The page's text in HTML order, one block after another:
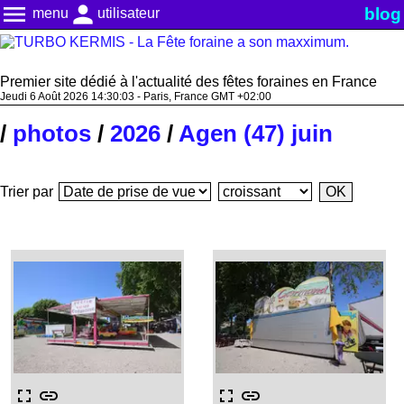
menu menu person utilisateur blog
Premier site dédié à l'actualité des fêtes foraines en France
Jeudi 6 Août 2026 14:30:04 - Paris, France GMT +02:00
/ photos / 2026 / Agen (47) juin
Trier par
fullscreen link fullscreen link